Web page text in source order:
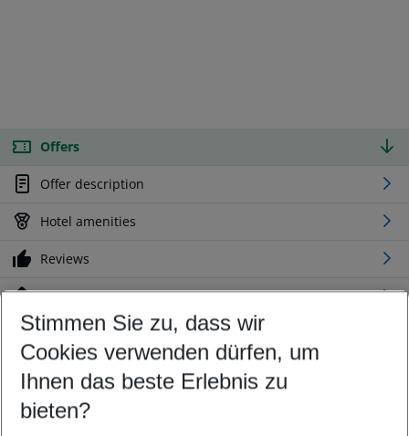
Offers
Offer description
Hotel amenities
Reviews
Location
Customize your offer
Find the perfect deal which suits your best
Your departure airport
Any airport
Stimmen Sie zu, dass wir
Cookies verwenden dürfen, um
Ihnen das beste Erlebnis zu
bieten?